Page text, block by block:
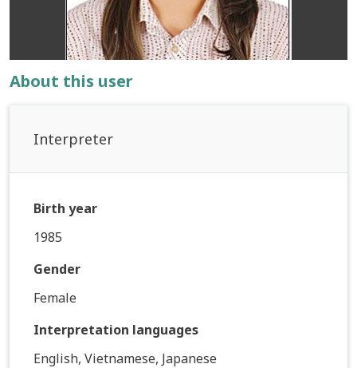
About this user
Interpreter
Birth year
1985
Gender
Female
Interpretation languages
English, Vietnamese, Japanese